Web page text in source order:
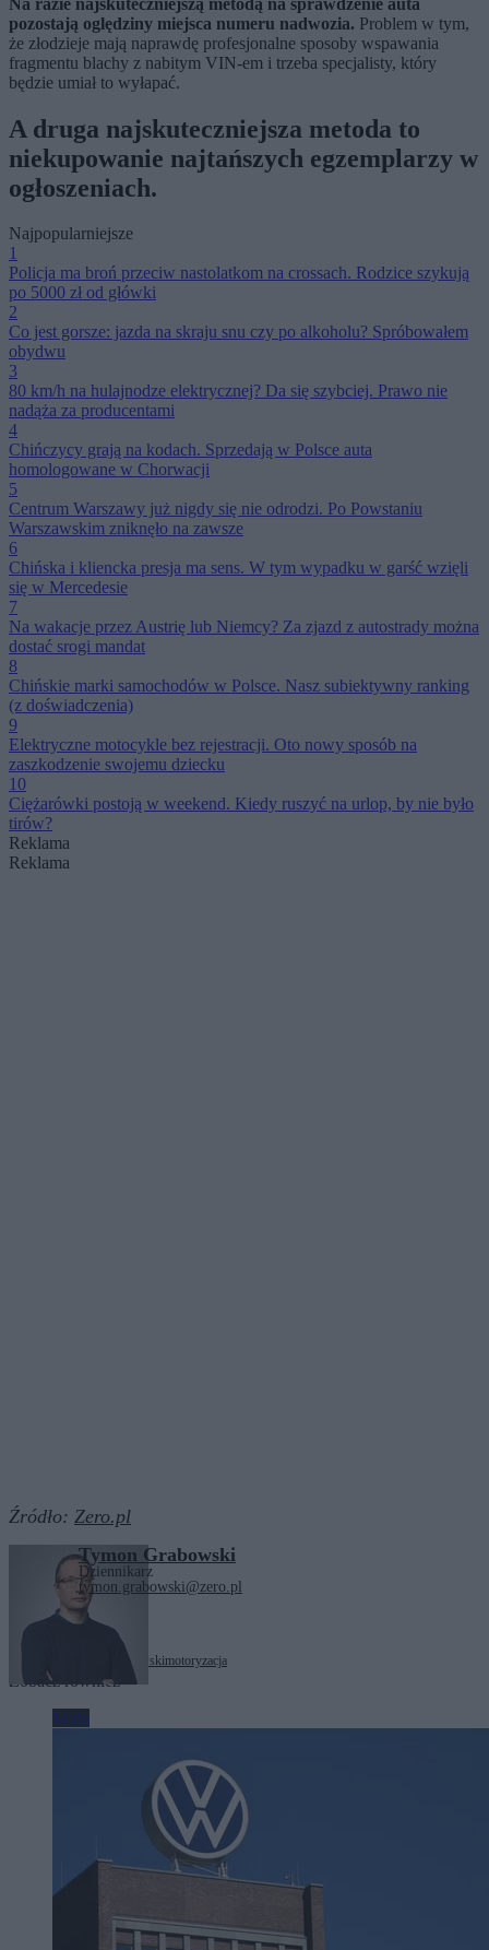
pozostają oględziny miejsca numeru nadwozia. Problem w tym,
że złodzieje mają naprawdę profesjonalne sposoby wspawania
fragmentu blachy z nabitym VIN-em i trzeba specjalisty, który
będzie umiał to wyłapać.
A druga najskuteczniejsza metoda to
niekupowanie najtańszych egzemplarzy w
ogłoszeniach.
Najpopularniejsze
1
Policja ma broń przeciw nastolatkom na crossach. Rodzice szykują
po 5000 zł od główki
2
Co jest gorsze: jazda na skraju snu czy po alkoholu? Spróbowałem
obydwu
3
80 km/h na hulajnodze elektrycznej? Da się szybciej. Prawo nie
nadąża za producentami
4
Chińczycy grają na kodach. Sprzedają w Polsce auta
homologowane w Chorwacji
5
Centrum Warszawy już nigdy się nie odrodzi. Po Powstaniu
Warszawskim zniknęło na zawsze
6
Chińska i kliencka presja ma sens. W tym wypadku w garść wzięli
się w Mercedesie
7
Na wakacje przez Austrię lub Niemcy? Za zjazd z autostrady można
dostać srogi mandat
8
Chińskie marki samochodów w Polsce. Nasz subiektywny ranking
(z doświadczenia)
9
Elektryczne motocykle bez rejestracji. Oto nowy sposób na
zaszkodzenie swojemu dziecku
10
Ciężarówki postoją w weekend. Kiedy ruszyć na urlop, by nie było
tirów?
Reklama
Reklama
Źródło: Zero.pl
Tymon Grabowski
Dziennikarz
tymon.grabowski@zero.pl
Krzysztof Gawkowskimotoryzacja
Zobacz również
Moto